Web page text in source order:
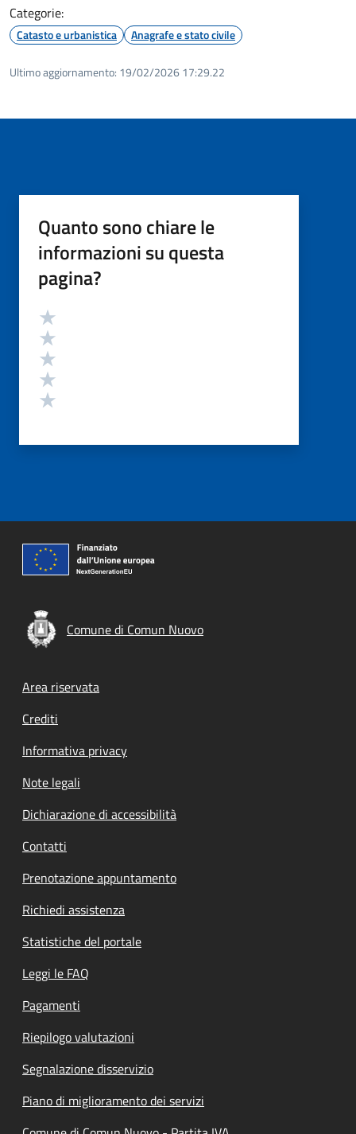
Categorie:
Catasto e urbanistica Anagrafe e stato civile
Ultimo aggiornamento: 19/02/2026 17:29.22
Quanto sono chiare le
informazioni su questa
pagina?
Valutazione
Comune di Comun Nuovo
Footer menu
Area riservata
Crediti
Informativa privacy
Note legali
Dichiarazione di accessibilità
Contatti
Prenotazione appuntamento
Richiedi assistenza
Statistiche del portale
Leggi le FAQ
Pagamenti
Riepilogo valutazioni
Segnalazione disservizio
Piano di miglioramento dei servizi